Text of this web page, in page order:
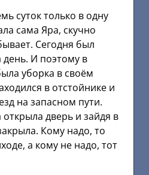
суток только в одну
сама Яра, скучно
Сегодня был
И поэтому в
уборка в своём
в отстойнике и
на запасном пути.
дверь и зайдя в
Кому надо, то
а кому не надо, тот